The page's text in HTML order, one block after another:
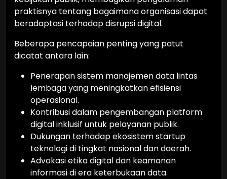
praktisnya tentang bagaimana organisasi dapat
beradaptasi terhadap disrupsi digital.
Beberapa pencapaian penting yang patut
dicatat antara lain:
Penerapan sistem manajemen data lintas
lembaga yang meningkatkan efisiensi
operasional.
Kontribusi dalam pengembangan platform
digital inklusif untuk pelayanan publik.
Dukungan terhadap ekosistem startup
teknologi di tingkat nasional dan daerah.
Advokasi etika digital dan keamanan
informasi di era keterbukaan data.